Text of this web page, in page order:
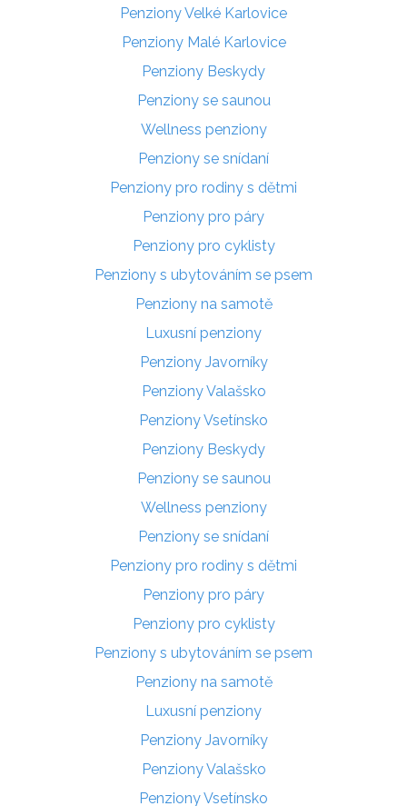
Penziony Velké Karlovice
Penziony Malé Karlovice
Penziony Beskydy
Penziony se saunou
Wellness penziony
Penziony se snídaní
Penziony pro rodiny s dětmi
Penziony pro páry
Penziony pro cyklisty
Penziony s ubytováním se psem
Penziony na samotě
Luxusní penziony
Penziony Javorníky
Penziony Valašsko
Penziony Vsetínsko
Penziony Beskydy
Penziony se saunou
Wellness penziony
Penziony se snídaní
Penziony pro rodiny s dětmi
Penziony pro páry
Penziony pro cyklisty
Penziony s ubytováním se psem
Penziony na samotě
Luxusní penziony
Penziony Javorníky
Penziony Valašsko
Penziony Vsetínsko